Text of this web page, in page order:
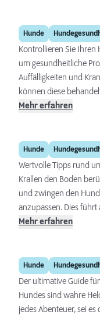
Hunde
Kontrollieren Sie Ihren
um gesundheitliche
Auffälligkeiten und
können diese
auch bei älteren
Mehr erfahren
Hunde
Krallen
Wertvolle Tipps rund
Krallen den Boden
und zwingen den
anzupassen. Dies
Gelenk- und
schlimmstenfalls
ebenfalls nicht zu
brechen oder
Infektionen führen
Mehr erfahren
Hunde
Der ultimative Guide für
Hundes sind wahre
jedes Abenteuer, sei